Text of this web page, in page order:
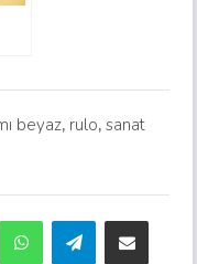
beyaz, rulo,sanat
Reddit WhatsAppTelegram